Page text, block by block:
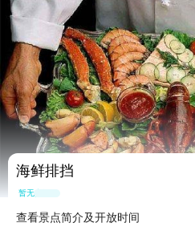
海鲜排挡
暂无点评
查看景点简介及开放时间
